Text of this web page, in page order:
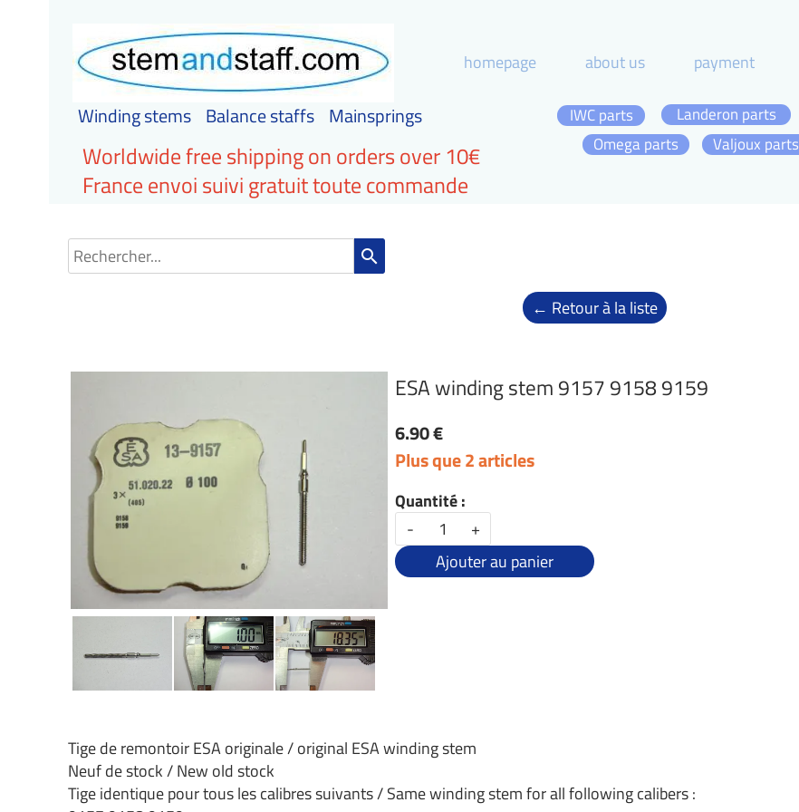
homepage about us payment
Winding stems Balance staffs Mainsprings
Omega parts
IWC parts
Landeron parts
Valjoux parts
Worldwide free shipping on orders over 10€
France envoi suivi gratuit toute commande
search
← Retour à la liste
ESA winding stem 9157 9158 9159
6.90 €
Plus que 2 articles
Quantité :
-
+
Ajouter au panier
Tige de remontoir ESA originale / original ESA winding stem
Neuf de stock / New old stock
Tige identique pour tous les calibres suivants / Same winding stem for all following calibers :